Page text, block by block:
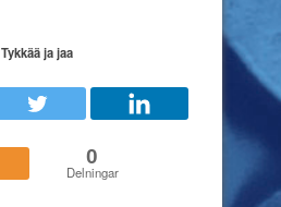
Tykkää ja jaa
0
Delningar